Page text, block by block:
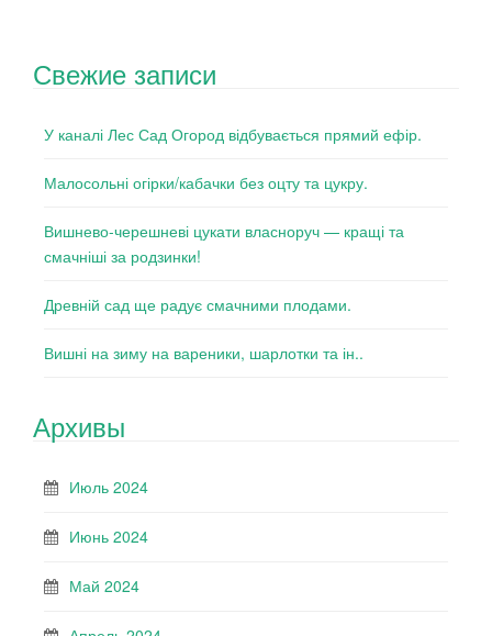
Свежие записи
У каналі Лес Сад Огород відбувається прямий ефір.
Малосольні огірки/кабачки без оцту та цукру.
Вишнево-черешневі цукати власноруч — кращі та
смачніші за родзинки!
Древній сад ще радує смачними плодами.
Вишні на зиму на вареники, шарлотки та ін..
Архивы
Июль 2024
Июнь 2024
Май 2024